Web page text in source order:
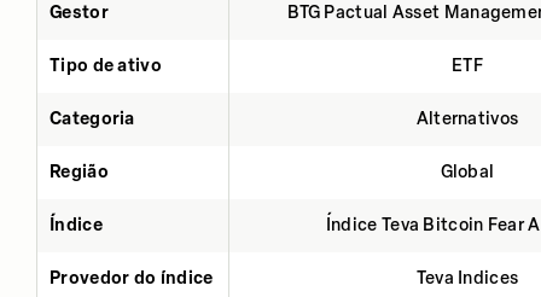
Gestor BTG Pactual Asset
Tipo de ativo ETF
Categoria Alternativos
Região Global
Índice Índice Teva Bitcoin Fear
Provedor do índice Teva Indices